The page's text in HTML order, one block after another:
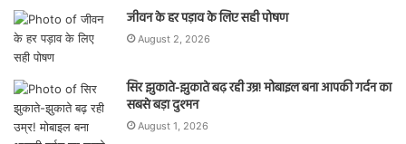
जीवन के हर पड़ाव के लिए सही पोषण
August 2, 2026
सिर झुकाते-झुकाते बढ़ रही उम्र! मोबाइल बना आपकी गर्दन का
सबसे बड़ा दुश्मन
August 1, 2026